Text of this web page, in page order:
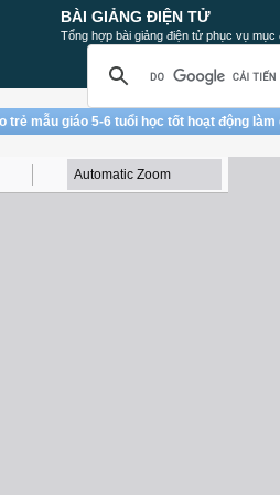
BÀI GIẢNG ĐIỆN TỬ
Tổng hợp bài giảng điện tử phục vụ
trẻ mẫu giáo 5-6 tuổi học tốt hoạt động